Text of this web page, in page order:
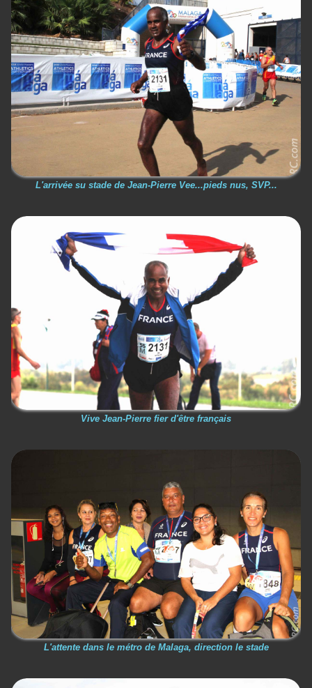
L'arrivée su stade de Jean-Pierre Vee...pieds nus, SVP...
Vive Jean-Pierre fier d'être français
L'attente dans le métro de Malaga, direction le stade